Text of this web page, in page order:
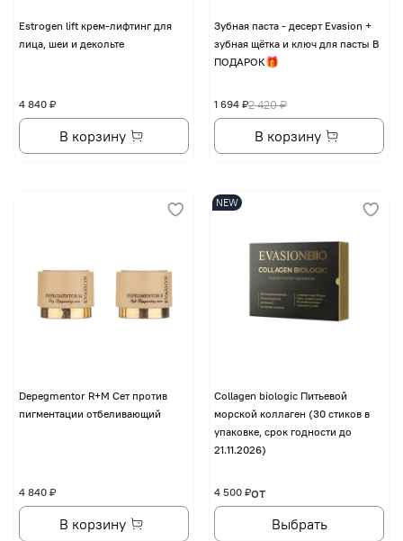
Еstrogen lift крем-лифтинг для
лица, шеи и декольте
4 840 ₽
В корзину
Зубная паста - десерт Evasion +
зубная щётка и ключ для пасты В
ПОДАРОК🎁
2 420 ₽
1 694 ₽
В корзину
Depegmentor R+M Сет против
пигментации отбеливающий
4 840 ₽
В корзину
NEW
Collagen biologic Питьевой
морской коллаген (30 стиков в
упаковке, срок годности до
21.11.2026)
от
4 500 ₽
Выбрать